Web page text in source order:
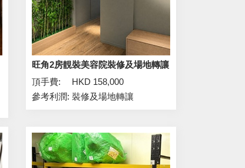
旺角2房靚裝美容院裝修及場地轉讓
頂手費:
HKD 158,000
參考利潤: 裝修及場地轉讓